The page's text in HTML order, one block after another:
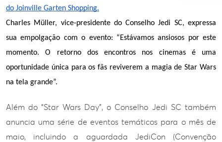
do Joinville Garten Shopping.
Charles Müller, vice-presidente do Conselho Jedi SC, expressa
sua empolgação com o evento: “Estávamos ansiosos por este
momento. O retorno dos encontros nos cinemas é uma
oportunidade única para os fãs reviverem a magia de Star Wars
na tela grande”.
Além do “Star Wars Day”, o Conselho Jedi SC também
anuncia uma série de eventos temáticos para o mês de
maio, incluindo a aguardada JediCon (Convenção